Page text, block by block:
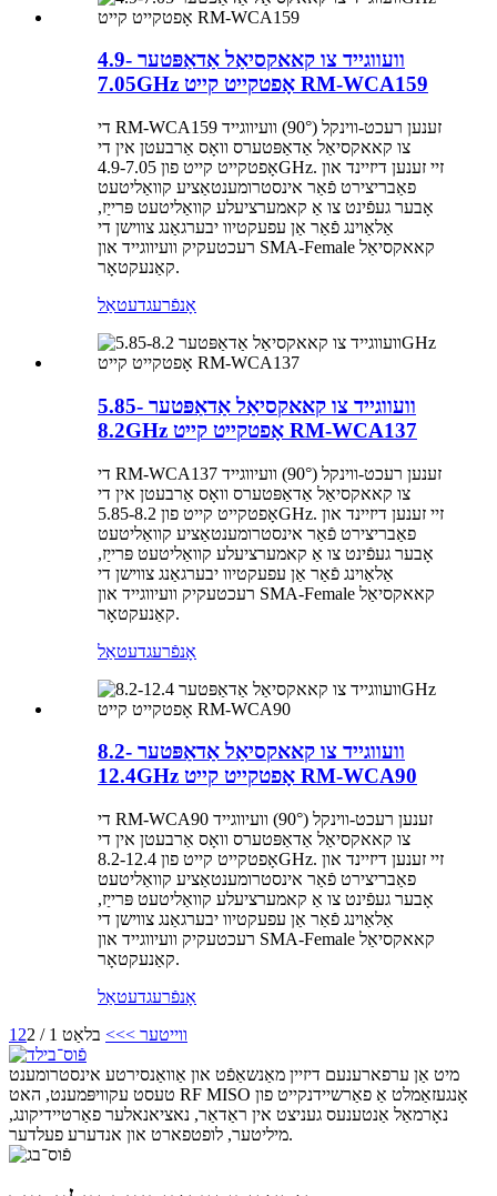
וועווגייד צו קאאקסיאַל אַדאַפּטער 4.9-
7.05GHz אָפטקייט קייט RM-WCA159
די RM-WCA159 זענען רעכט-ווינקל (90°) וועיווגייד
צו קאאקסיאַל אַדאַפּטערס וואָס אַרבעטן אין די
אָפטקייט קייט פון 4.9-7.05GHz. זיי זענען דיזיינד און
פאַבריצירט פֿאַר אינסטרומענטאַציע קוואַליטעט
אָבער געפֿינט צו אַ קאמערציעלע קוואַליטעט פּרייַז,
אַלאַוינג פֿאַר אַן עפעקטיוו יבערגאַנג צווישן די
רעכטעקיק וועיווגייד און SMA-Female קאאקסיאַל
קאַנעקטאָר.
אָנפֿרעגדעטאַל
וועווגייד צו קאאקסיאַל אַדאַפּטער 5.85-
8.2GHz אָפטקייט קייט RM-WCA137
די RM-WCA137 זענען רעכט-ווינקל (90°) וועיווגייד
צו קאאקסיאַל אַדאַפּטערס וואָס אַרבעטן אין די
אָפטקייט קייט פון 5.85-8.2GHz. זיי זענען דיזיינד און
פאַבריצירט פֿאַר אינסטרומענטאַציע קוואַליטעט
אָבער געפֿינט צו אַ קאמערציעלע קוואַליטעט פּרייַז,
אַלאַוינג פֿאַר אַן עפעקטיוו יבערגאַנג צווישן די
רעכטעקיק וועיווגייד און SMA-Female קאאקסיאַל
קאַנעקטאָר.
אָנפֿרעגדעטאַל
וועווגייד צו קאאקסיאַל אַדאַפּטער 8.2-
12.4GHz אָפטקייט קייט RM-WCA90
די RM-WCA90 זענען רעכט-ווינקל (90°) וועיווגייד
צו קאאקסיאַל אַדאַפּטערס וואָס אַרבעטן אין די
אָפטקייט קייט פון 8.2-12.4GHz. זיי זענען דיזיינד און
פאַבריצירט פֿאַר אינסטרומענטאַציע קוואַליטעט
אָבער געפֿינט צו אַ קאמערציעלע קוואַליטעט פּרייַז,
אַלאַוינג פֿאַר אַן עפעקטיוו יבערגאַנג צווישן די
רעכטעקיק וועיווגייד און SMA-Female קאאקסיאַל
קאַנעקטאָר.
אָנפֿרעגדעטאַל
1 2 ווייטער >>> בלאַט 1 / 2
מיט אַן ערפארענעם דיזיין מאַנשאַפֿט און אַוואַנסירטע אינסטרומענט
טעסט עקוויפּמענט, האט RF MISO אָנגעזאַמלט אַ פאַרשיידנקייט פון
נאָרמאַל אַנטענעס געניצט אין ראַדאַר, נאציאנאלער פאַרטיידיקונג,
מיליטער, לופטפארט און אנדערע פעלדער.